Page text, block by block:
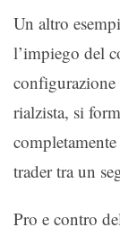
Un altro
l’impiego del
rialzista, si
trader tra un
Pro e contro